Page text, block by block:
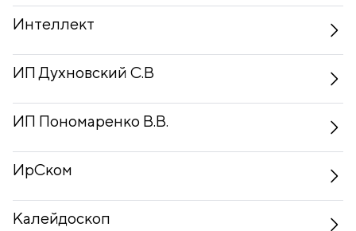
Интеллект
ИП Духновский С.В
ИП Пономаренко В.В.
ИрСком
Калейдоскоп